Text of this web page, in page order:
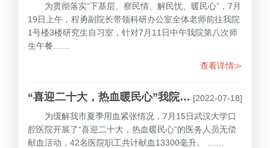
为贯彻落实“下基层、察民情、解民忧、暖民心”，7月
19日上午，程勇副院长带领科研办公室全体老师前往我院
1号楼3楼研究生自习室，针对7月11日中午我院第八次师
生午餐……
查看详情≫
[2022-07-18]
“喜迎二十大，热血暖民心”我院开展无偿献血活动
为缓解我市夏季用血紧张情况，7月15日武汉大学口
腔医院开展了“喜迎二十大，热血暖民心”的医务人员无偿
献血活动，42名医院职工共计献血13300毫升。 ……